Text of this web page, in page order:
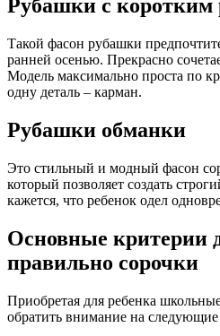
Рубашки с коротким
Такой фасон рубашки
ранней осенью. Прекрасно
Модель максимально проста по
одну деталь – карман.
Рубашки обманки
Это стильный и модный фасон
который позволяет создать
кажется, что ребенок одел
Основные критерии
правильно сорочки
Приобретая для ребенка
обратить внимание на